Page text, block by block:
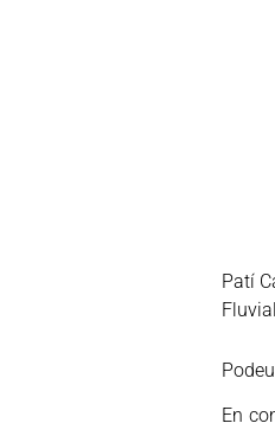
Patí
En